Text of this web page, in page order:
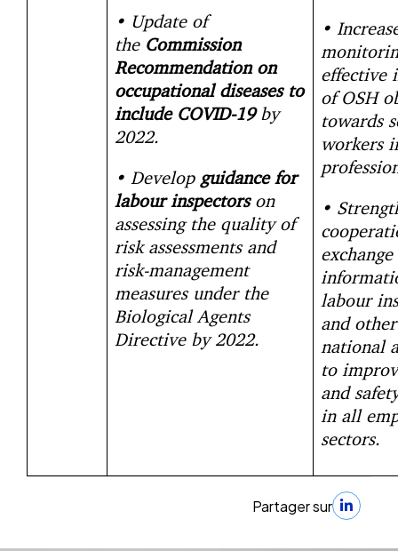
• Update of
the Commission
Recommendation on
occupational diseases to
include COVID-19by
2022.
• Develop guidance for
labour inspectors on
assessing the quality of
risk assessments and
risk-management
measures under the
Biological Agents
Directive by 2022.
•
effective
of OSH
towards
workers
•
labour
and
national
to
and
in all
sectors.
Partager sur